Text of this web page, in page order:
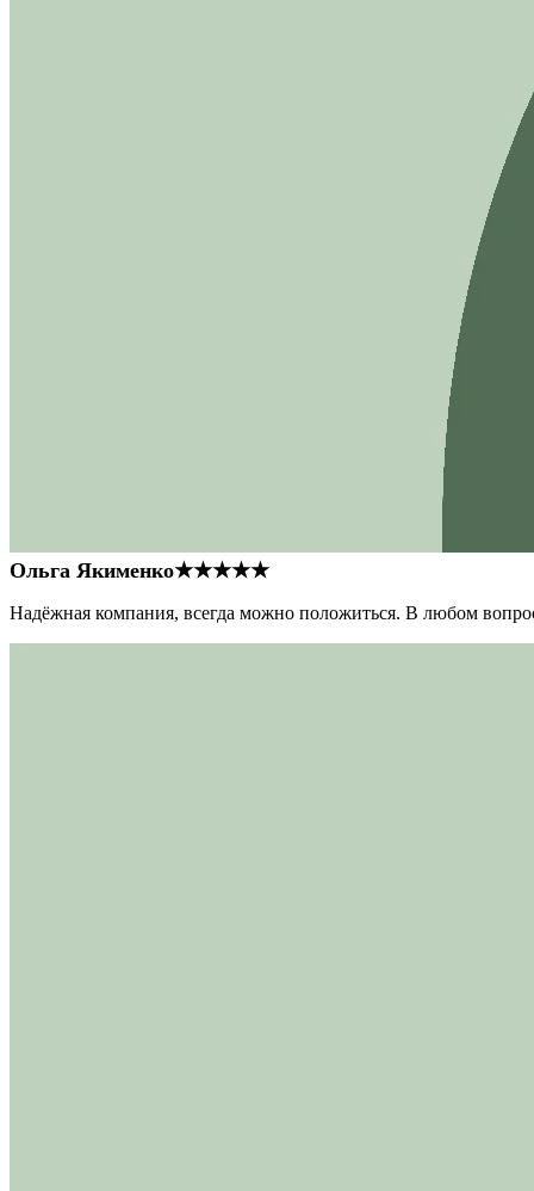
Ольга Якименко★★★★★
Надёжная компания, всегда можно положиться. В любом